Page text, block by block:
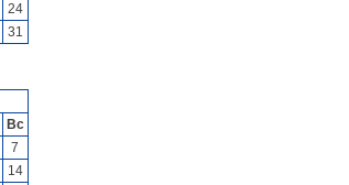
24
31
Вс
7
14